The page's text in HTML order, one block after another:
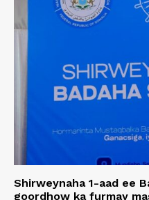
Shirweynaha 1-aad ee
goordhow ka furmay